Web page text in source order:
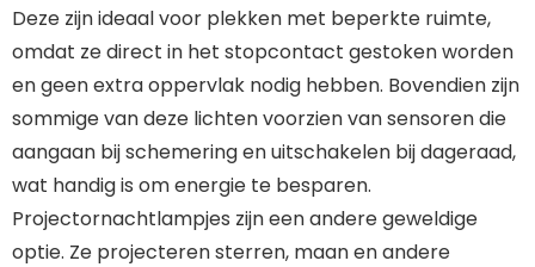
Deze zijn ideaal voor plekken met beperkte ruimte,
omdat ze direct in het stopcontact gestoken worden
en geen extra oppervlak nodig hebben. Bovendien zijn
sommige van deze lichten voorzien van sensoren die
aangaan bij schemering en uitschakelen bij dageraad,
wat handig is om energie te besparen.
Projectornachtlampjes zijn een andere geweldige
optie. Ze projecteren sterren, maan en andere